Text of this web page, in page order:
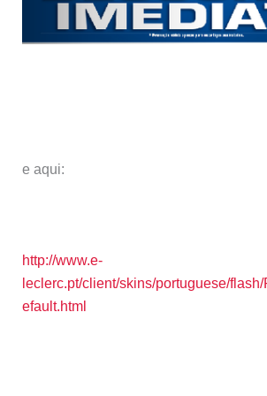
e aqui:
http://www.e-
leclerc.pt/client/skins/portuguese/
efault.html